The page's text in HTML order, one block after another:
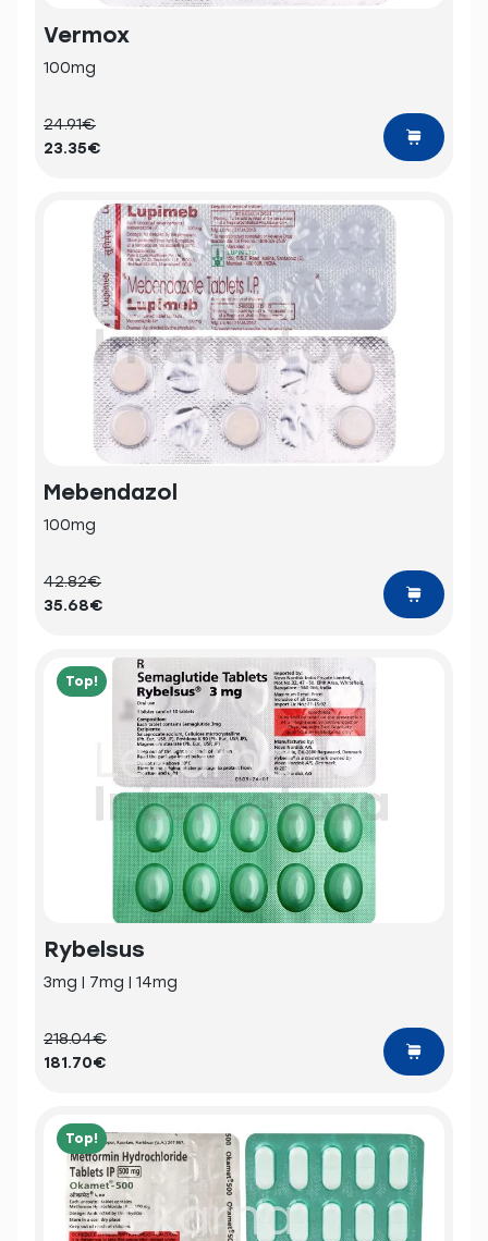
Vermox
100mg
24.91€
23.35€
Mebendazol
100mg
42.82€
35.68€
Top!
Rybelsus
3mg | 7mg | 14mg
218.04€
181.70€
Top!